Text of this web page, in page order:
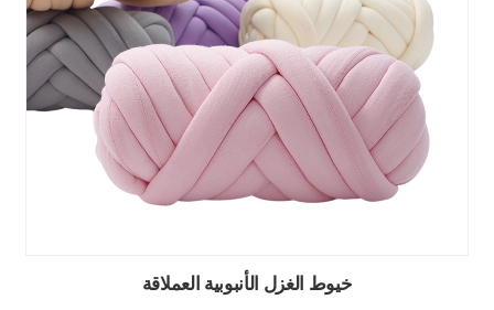
خيوط الغزل الأنبوبية العملاقة